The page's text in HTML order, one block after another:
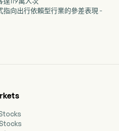
指向出行依賴型行業的參差表現 -